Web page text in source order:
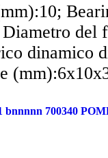
del
dinamico
bnnnnn 700340